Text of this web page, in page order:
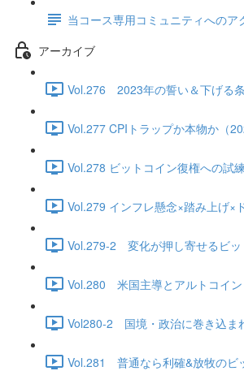
当コース専用コミュニティへのア
アーカイブ
Vol.276 2023年の誓い＆下げる
Vol.277 CPIトラップか本物か（
Vol.278 ビットコイン復権への試
Vol.279 インフレ懸念×踏み上げ×
Vol.279-2 変化が押し寄せるビ
Vol.280 米国主導とアルトコイ
Vol280-2 国境・政治に巻き込ま
Vol.281 普通なら利確&放牧のビ